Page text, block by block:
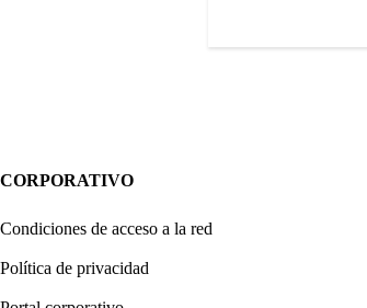
CORPORATIVO
Condiciones de acceso a la red
Política de privacidad